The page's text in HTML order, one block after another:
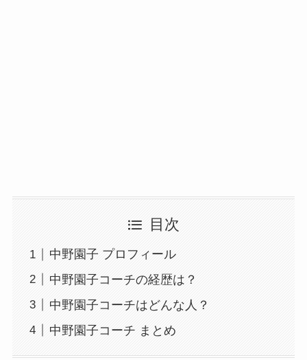
目次
中野園子 プロフィール
中野園子コーチの経歴は？
中野園子コーチはどんな人？
中野園子コーチ まとめ